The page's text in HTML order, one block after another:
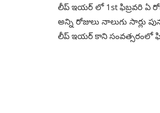
లీప్ ఇయర్ లో 1st ఫిబ్రవరి ఏ
అన్ని రోజులు నాలుగు సార్లు
లీప్ ఇయర్ కాని సంవత్సరంలో